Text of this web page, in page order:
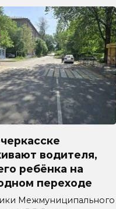
водителя,
ребёнка на
переходе
Межмуниципального